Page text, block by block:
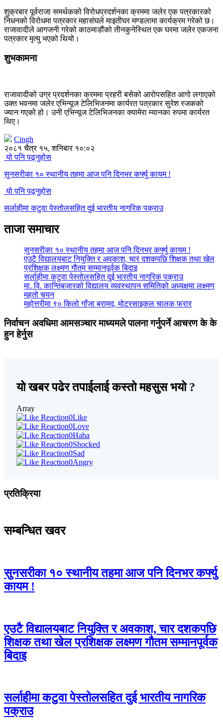
शुक्रबार पूर्वराजा समर्थकको विरोधप्रदर्शनका क्रममा जलेर एक पत्रकारको
निधनको विरोधमा पत्रकार महासंघले माइतीघर मण्डलामा कार्यक्रम गरेको छ।
राजावादीले आगजनी गरेको काठमाडौंको तीनकुनेस्थित एक घरमा जलेर एकजना
पत्रकार मृत्यु भएको थियो।
शुभकामना
राजावादीको उग्र प्रदर्शनका क्रममा प्रहरी बसेको आरोपसहित आगो लगाएको
उक्त भवनमा जलेर एभिन्यूज टेलिभिजनमा कार्यरत पत्रकार सुरेश रजकको
ज्यान गएको हो। उनी एभिन्यूज टेलिभिजनका क्यामेरा म्यानका रुपमा कार्यरत
थिए।
Cingh
२०८१ चैत्र १५, शनिबार १०:०२
यो पनि पढ्नुहोस
सुनसरीका १० स्थानीय तहमा आज पनि दिनभर कर्फ्यु कायम !
यो पनि पढ्नुहोस
सर्लाहीमा कटुवा पेस्तोलसहित दुई भारतीय नागरिक पक्राउ
ताजा समाचार
सुनसरीका १० स्थानीय तहमा आज पनि दिनभर कर्फ्यु कायम !
एउटै विद्यालयबाट नियुक्ति र अवकाश, चार दशकपछि शिक्षक तथा खेल
प्रशिक्षक लक्ष्मण गौतम सम्मानपूर्वक बिदाइ
सर्लाहीमा कटुवा पेस्तोलसहित दुई भारतीय नागरिक पक्राउ
मा. वि. कान्तिबजारको विद्यालय व्यवस्थापन समितिको अध्यक्षमा लक्ष्मण
महतो चयन
महोत्तरीमा ९० किलो गाँजा बरामद, मोटरसाइकल चालक फरार
निर्वाचन अवधिमा आमसञ्चार माध्यमले पालना गर्नुपर्ने आचरण के के
हुन हेर्नुस
यो खबर पढेर तपाईलाई कस्तो महसुस भयो ?
Array
0Like
0Love
0Haha
0Shocked
0Sad
0Angry
प्रतिक्रिया
सम्बन्धित खवर
सुनसरीका १० स्थानीय तहमा आज पनि दिनभर कर्फ्यु
कायम !
एउटै विद्यालयबाट नियुक्ति र अवकाश, चार दशकपछि
शिक्षक तथा खेल प्रशिक्षक लक्ष्मण गौतम सम्मानपूर्वक
बिदाइ
सर्लाहीमा कटुवा पेस्तोलसहित दुई भारतीय नागरिक
पक्राउ